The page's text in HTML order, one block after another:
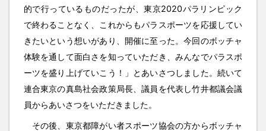
的で行っているものだったが、東京2020パラリンピック
で終わることなく、これからもパラスポーツを応援してい
きたいという想いがあり、開催に至った。今回のボッチャ
体験を通して面白さを知っていただき、みんなでパラスポ
ーツを盛り上げていこう！」とあいさつしました。続いて
連合東京の真島社会政策局長、議員を代表し竹井都議会議
員からあいさつをいただきました。
その後、東京都障がい者スポーツ協会の方からボッチャ